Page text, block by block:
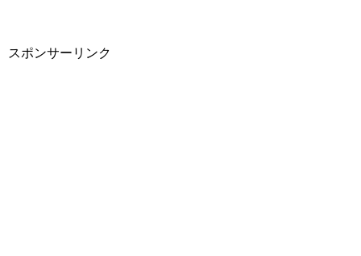
スポンサーリンク